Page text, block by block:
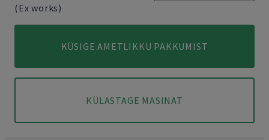
(Ex works)
KÜSIGE AMETLIKKU PAKKUMIST
KÜLASTAGE MASINAT